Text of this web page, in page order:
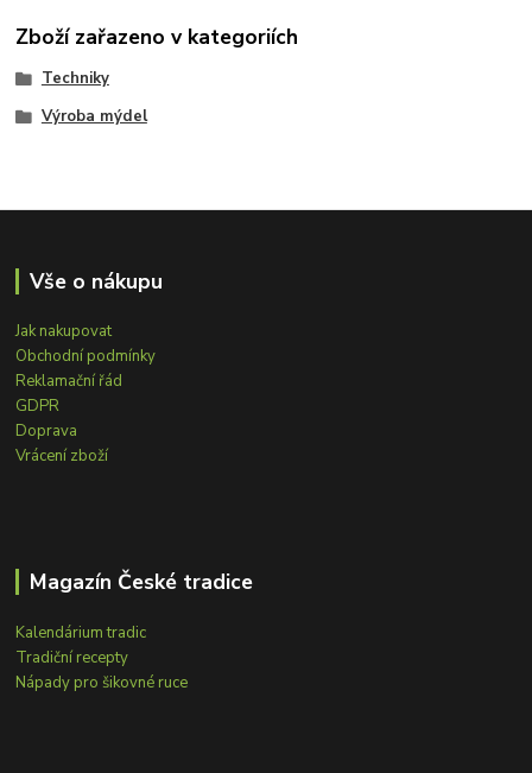
Zboží zařazeno v kategoriích
Techniky
Výroba mýdel
Vše o nákupu
Jak nakupovat
Obchodní podmínky
Reklamační řád
GDPR
Doprava
Vrácení zboží
Magazín České tradice
Kalendárium tradic
Tradiční recepty
Nápady pro šikovné ruce